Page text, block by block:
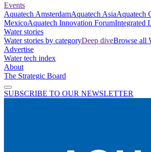
Events
Aquatech AmsterdamAquatech AsiaAquatech
MexicoAquatech Innovation ForumIntegrated
Water stories
Water stories by categoryDeep diveBrowse all
Advertise
Water tech index
About
The Strategic Board
SUBSCRIBE TO OUR NEWSLETTER